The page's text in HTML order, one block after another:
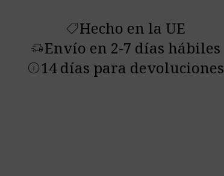
shoppingmodeHecho en la UE
delivery_truck_speedEnvío en 2-7 días hábiles
info14 días para devoluciones